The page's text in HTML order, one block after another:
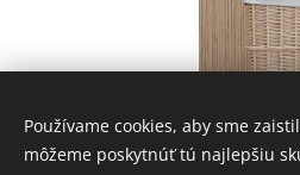
Používame cookies, aby sme
môžeme poskytnúť tú najlepšiu